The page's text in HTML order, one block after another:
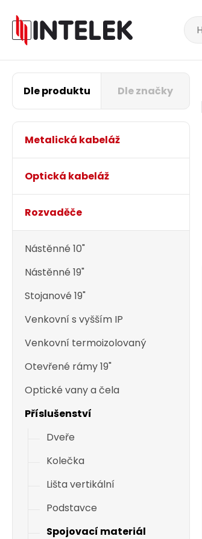
Dle produktu Dle značky
Metalická kabeláž
Optická kabeláž
Rozvaděče
Nástěnné 10"
Nástěnné 19"
Stojanové 19"
Venkovní s vyšším IP
Venkovní termoizolovaný
Otevřené rámy 19"
Optické vany a čela
Příslušenství
Dveře
Kolečka
Lišta vertikální
Podstavce
Spojovací materiál